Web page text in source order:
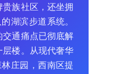
族社区，还坐拥
湖滨步道系统。
通痛点已彻底解
楼。从现代奢华
庄园，西南区提